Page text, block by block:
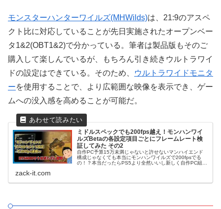
モンスターハンターワイルズ(MHWilds)は、21:9のアスペ
クト比に対応していることが先日実施されたオープンベー
タ1&2(OBT1&2)で分かっている。筆者は製品版もそのご
購入して楽しんでいるが、もちろん引き続きウルトラワイ
ドの設定はできている。そのため、
ウルトラワイドモニタ
ーを使用することで、より広範囲な映像を表示でき、ゲー
ムへの没入感を高めることが可能だ。
ミドルスペックでも200fps越え！モンハンワイ
ルズBetaの各設定項目ごとにフレームレート検
証してみた その2
自作PC予算15万未満じゃないと許せないマンハイエンド
構成じゃなくても本当にモンハンワイルズで200fpsでる
の！？本当だったらPS5より全然いいし新しく自作PC組ん
zack-it.com